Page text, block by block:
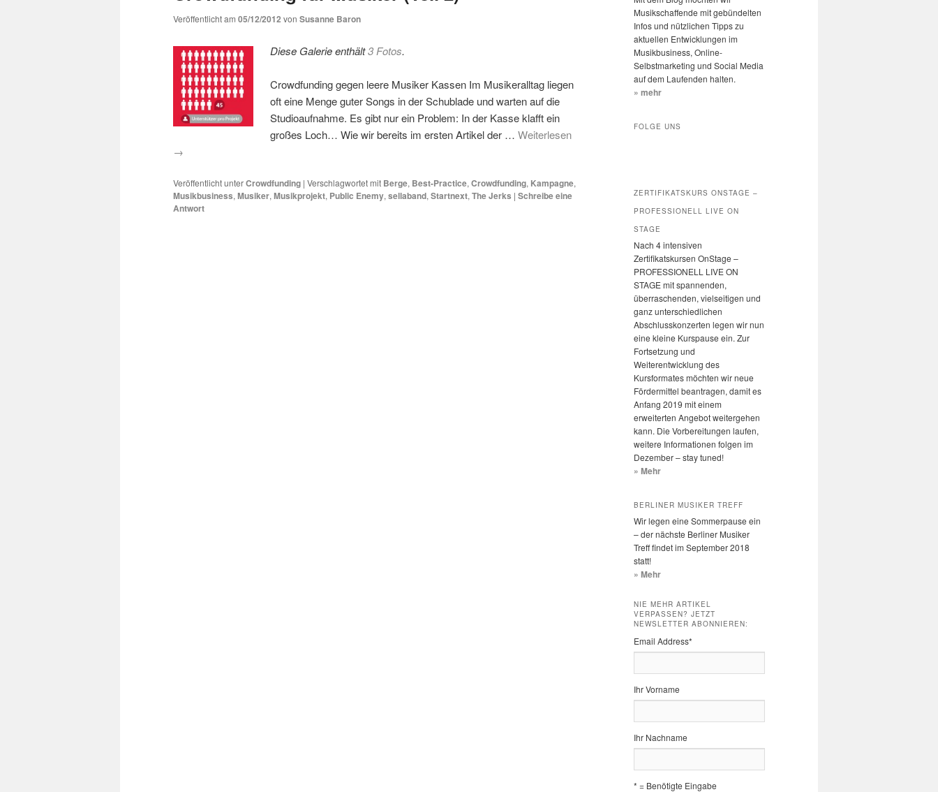
Veröffentlicht am 05/12/2012 von Susanne Baron
Diese Galerie enthält3 Fotos.
Crowdfunding gegen leere Musiker Kassen Im Musikeralltag liegen
oft eine Menge guter Songs in der Schublade und warten auf die
Studioaufnahme. Es gibt nur ein Problem: In der Kasse klafft ein
großes Loch… Wie wir bereits im ersten Artikel der …Weiterlesen
→
Veröffentlicht unterCrowdfunding | Verschlagwortet mit Berge, Best-Practice, Crowdfunding, Kampagne,
Musikbusiness, Musiker, Musikprojekt, Public Enemy, sellaband, Startnext, The Jerks | Schreibe eine
Antwort
n
Musikschaffende mit gebündelten
Infos und nützlichen Tipps zu
aktuellen Entwicklungen im
Musikbusiness, Online-
Selbstmarketing und Social Media
auf dem Laufenden halten.
» mehr
FOLGE UNS
ZERTIFIKATSKURS ONSTAGE –
PROFESSIONELL LIVE ON
STAGE
Nach 4 intensiven
Zertifikatskursen OnStage –
PROFESSIONELL LIVE ON
STAGE mit spannenden,
überraschenden, vielseitigen und
ganz unterschiedlichen
Abschlusskonzerten legen wir nun
eine kleine Kurspause ein. Zur
Fortsetzung und
Weiterentwicklung des
Kursformates möchten wir neue
Fördermittel beantragen, damit es
Anfang 2019 mit einem
erweiterten Angebot weitergehen
kann. Die Vorbereitungen laufen,
weitere Informationen folgen im
Dezember – stay tuned!
» Mehr
BERLINER MUSIKER TREFF
Wir legen eine Sommerpause ein
– der nächste Berliner Musiker
Treff findet im September 2018
statt!
» Mehr
NIE MEHR ARTIKEL
VERPASSEN? JETZT
NEWSLETTER ABONNIEREN:
Email Address*
Ihr Vorname
Ihr Nachname
* = Benötigte Eingabe